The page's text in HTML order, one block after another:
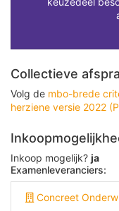
Collectieve
Volg de mbo-brede
herziene versie 2022
Inkoop mogelijk? ja
Examenleveranciers:
Concreet